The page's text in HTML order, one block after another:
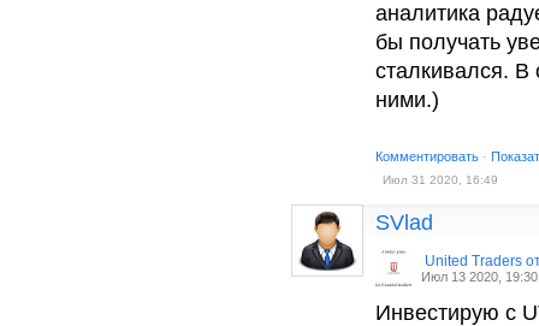
аналитика
бы получать
сталкивался.
ними.)
Комментировать ·
Июл 31 2020, 16:49
SVlad
United Traders
Июл 13 2020, 19:30
Инвестирую с